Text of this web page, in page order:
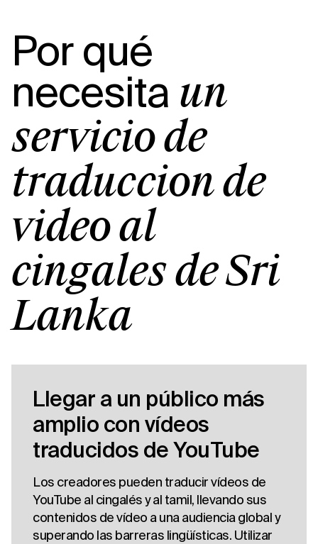
Por qué
necesita un
servicio de
traducción de
vídeo al
cingalés de Sri
Lanka
Llegar a un público más
amplio con vídeos
traducidos de YouTube
Los creadores pueden traducir vídeos de
YouTube al cingalés y al tamil, llevando sus
contenidos de vídeo a una audiencia global y
superando las barreras lingüísticas. Utilizar